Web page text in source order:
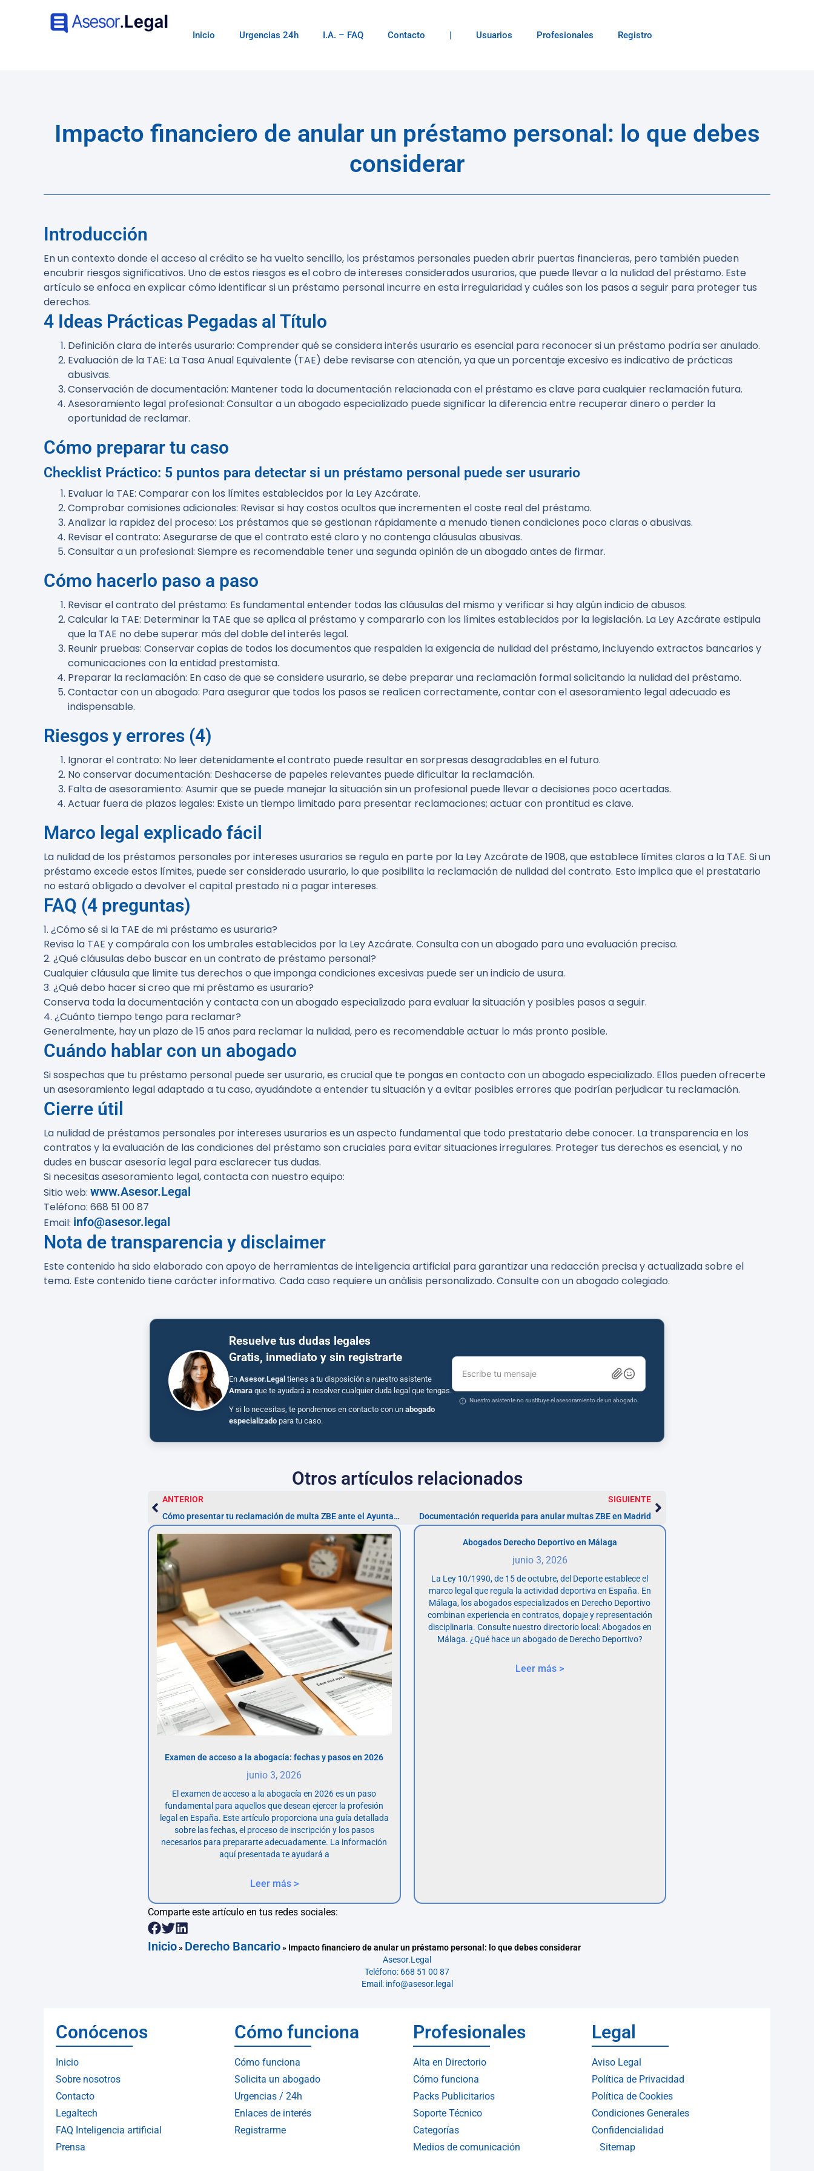
Inicio Urgencias 24h I.A. – FAQ Contacto | Usuarios Profesionales Registro
Impacto financiero de anular un préstamo personal: lo que debes
considerar
Introducción
En un contexto donde el acceso al crédito se ha vuelto sencillo, los préstamos personales pueden abrir puertas financieras, pero también pueden
encubrir riesgos significativos. Uno de estos riesgos es el cobro de intereses considerados usurarios, que puede llevar a la nulidad del préstamo. Este
artículo se enfoca en explicar cómo identificar si un préstamo personal incurre en esta irregularidad y cuáles son los pasos a seguir para proteger tus
derechos.
4 Ideas Prácticas Pegadas al Título
Definición clara de interés usurario: Comprender qué se considera interés usurario es esencial para reconocer si un préstamo podría ser anulado.
Evaluación de la TAE: La Tasa Anual Equivalente (TAE) debe revisarse con atención, ya que un porcentaje excesivo es indicativo de prácticas
abusivas.
Conservación de documentación: Mantener toda la documentación relacionada con el préstamo es clave para cualquier reclamación futura.
Asesoramiento legal profesional: Consultar a un abogado especializado puede significar la diferencia entre recuperar dinero o perder la
oportunidad de reclamar.
Cómo preparar tu caso
Checklist Práctico: 5 puntos para detectar si un préstamo personal puede ser usurario
Evaluar la TAE: Comparar con los límites establecidos por la Ley Azcárate.
Comprobar comisiones adicionales: Revisar si hay costos ocultos que incrementen el coste real del préstamo.
Analizar la rapidez del proceso: Los préstamos que se gestionan rápidamente a menudo tienen condiciones poco claras o abusivas.
Revisar el contrato: Asegurarse de que el contrato esté claro y no contenga cláusulas abusivas.
Consultar a un profesional: Siempre es recomendable tener una segunda opinión de un abogado antes de firmar.
Cómo hacerlo paso a paso
Revisar el contrato del préstamo: Es fundamental entender todas las cláusulas del mismo y verificar si hay algún indicio de abusos.
Calcular la TAE: Determinar la TAE que se aplica al préstamo y compararlo con los límites establecidos por la legislación. La Ley Azcárate estipula
que la TAE no debe superar más del doble del interés legal.
Reunir pruebas: Conservar copias de todos los documentos que respalden la exigencia de nulidad del préstamo, incluyendo extractos bancarios y
comunicaciones con la entidad prestamista.
Preparar la reclamación: En caso de que se considere usurario, se debe preparar una reclamación formal solicitando la nulidad del préstamo.
Contactar con un abogado: Para asegurar que todos los pasos se realicen correctamente, contar con el asesoramiento legal adecuado es
indispensable.
Riesgos y errores (4)
Ignorar el contrato: No leer detenidamente el contrato puede resultar en sorpresas desagradables en el futuro.
No conservar documentación: Deshacerse de papeles relevantes puede dificultar la reclamación.
Falta de asesoramiento: Asumir que se puede manejar la situación sin un profesional puede llevar a decisiones poco acertadas.
Actuar fuera de plazos legales: Existe un tiempo limitado para presentar reclamaciones; actuar con prontitud es clave.
Marco legal explicado fácil
La nulidad de los préstamos personales por intereses usurarios se regula en parte por la Ley Azcárate de 1908, que establece límites claros a la TAE. Si un
préstamo excede estos límites, puede ser considerado usurario, lo que posibilita la reclamación de nulidad del contrato. Esto implica que el prestatario
no estará obligado a devolver el capital prestado ni a pagar intereses.
FAQ (4 preguntas)
1. ¿Cómo sé si la TAE de mi préstamo es usuraria?
Revisa la TAE y compárala con los umbrales establecidos por la Ley Azcárate. Consulta con un abogado para una evaluación precisa.
2. ¿Qué cláusulas debo buscar en un contrato de préstamo personal?
Cualquier cláusula que limite tus derechos o que imponga condiciones excesivas puede ser un indicio de usura.
3. ¿Qué debo hacer si creo que mi préstamo es usurario?
Conserva toda la documentación y contacta con un abogado especializado para evaluar la situación y posibles pasos a seguir.
4. ¿Cuánto tiempo tengo para reclamar?
Generalmente, hay un plazo de 15 años para reclamar la nulidad, pero es recomendable actuar lo más pronto posible.
Cuándo hablar con un abogado
Si sospechas que tu préstamo personal puede ser usurario, es crucial que te pongas en contacto con un abogado especializado. Ellos pueden ofrecerte
un asesoramiento legal adaptado a tu caso, ayudándote a entender tu situación y a evitar posibles errores que podrían perjudicar tu reclamación.
Cierre útil
La nulidad de préstamos personales por intereses usurarios es un aspecto fundamental que todo prestatario debe conocer. La transparencia en los
contratos y la evaluación de las condiciones del préstamo son cruciales para evitar situaciones irregulares. Proteger tus derechos es esencial, y no
dudes en buscar asesoría legal para esclarecer tus dudas.
Si necesitas asesoramiento legal, contacta con nuestro equipo:
Sitio web: www.Asesor.Legal
Teléfono: 668 51 00 87
Email: info@asesor.legal
Nota de transparencia y disclaimer
Este contenido ha sido elaborado con apoyo de herramientas de inteligencia artificial para garantizar una redacción precisa y actualizada sobre el
tema. Este contenido tiene carácter informativo. Cada caso requiere un análisis personalizado. Consulte con un abogado colegiado.
Resuelve tus dudas legales
Gratis, inmediato y sin registrarte
En Asesor.Legal tienes a tu disposición a nuestro asistente
Amara que te ayudará a resolver cualquier duda legal que tengas.
Y si lo necesitas, te pondremos en contacto con un abogado
especializado para tu caso.
Escribe tu mensaje
Nuestro asistente no sustituye el asesoramiento de un abogado.
Otros artículos relacionados
ANTERIOR
Cómo presentar tu reclamación de multa ZBE ante el Ayuntamiento
SIGUIENTE
Documentación requerida para anular multas ZBE en Madrid
Examen de acceso a la abogacía: fechas y pasos en 2026
junio 3, 2026
El examen de acceso a la abogacía en 2026 es un paso
fundamental para aquellos que desean ejercer la profesión
legal en España. Este artículo proporciona una guía detallada
sobre las fechas, el proceso de inscripción y los pasos
necesarios para prepararte adecuadamente. La información
aquí presentada te ayudará a
Leer más >
Abogados Derecho Deportivo en Málaga
junio 3, 2026
La Ley 10/1990, de 15 de octubre, del Deporte establece el
marco legal que regula la actividad deportiva en España. En
Málaga, los abogados especializados en Derecho Deportivo
combinan experiencia en contratos, dopaje y representación
disciplinaria. Consulte nuestro directorio local: Abogados en
Málaga. ¿Qué hace un abogado de Derecho Deportivo?
Leer más >
Comparte este artículo en tus redes sociales:
Inicio» Derecho Bancario» Impacto financiero de anular un préstamo personal: lo que debes considerar
Asesor.Legal
Teléfono: 668 51 00 87
Email: info@asesor.legal
Conócenos
Inicio
Sobre nosotros
Contacto
Legaltech
FAQ Inteligencia artificial
Prensa
Cómo funciona
Cómo funciona
Solicita un abogado
Urgencias / 24h
Enlaces de interés
Registrarme
Profesionales
Alta en Directorio
Cómo funciona
Packs Publicitarios
Soporte Técnico
Categorías
Medios de comunicación
Legal
Aviso Legal
Política de Privacidad
Política de Cookies
Condiciones Generales
Confidencialidad
Sitemap